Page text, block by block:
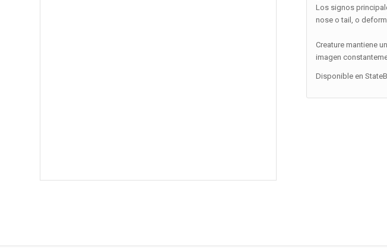
Los signos
nose o tail, o
Creature mantiene
imagen
Disponible en